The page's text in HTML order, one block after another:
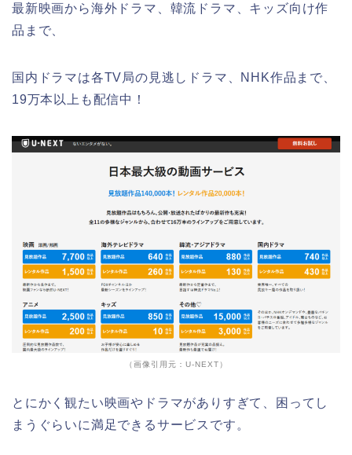
最新映画から海外ドラマ、韓流ドラマ、キッズ向け作
品まで、
国内ドラマは各TV局の見逃しドラマ、NHK作品まで、
19万本以上も配信中！
（画像引用元：U-NEXT）
とにかく観たい映画やドラマがありすぎて、困ってし
まうぐらいに満足できるサービスです。